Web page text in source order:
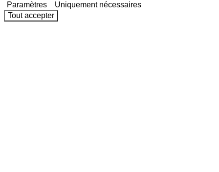
Paramètres
Uniquement nécessaires
Tout accepter